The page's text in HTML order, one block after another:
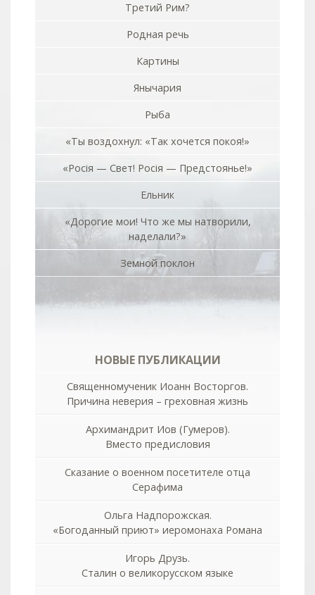
Третий Рим?
Родная речь
Картины
Янычария
Рыба
«Ты воздохнул: «Так хочется покоя!»
«Росiя — Свет! Росiя — Предстоянье!»
Ельник
«Дорогие мои! Что же мы натворили,
наделали?»
Земной поклон
НОВЫЕ ПУБЛИКАЦИИ
Священномученик Иоанн Восторгов.
Причина неверия – греховная жизнь
Архимандрит Иов (Гумеров).
Вместо предисловия
Сказание о военном посетителе отца
Серафима
Ольга Надпорожская.
«Богоданный приют» иеромонаха Романа
Игорь Друзь.
Сталин о великорусском языке